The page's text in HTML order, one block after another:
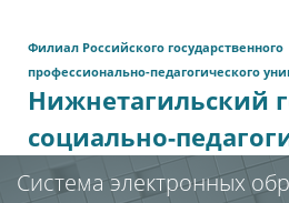
Филиал Российского государственного
профессионально-педагогического
Нижнетагильский
социально-
Система электронных